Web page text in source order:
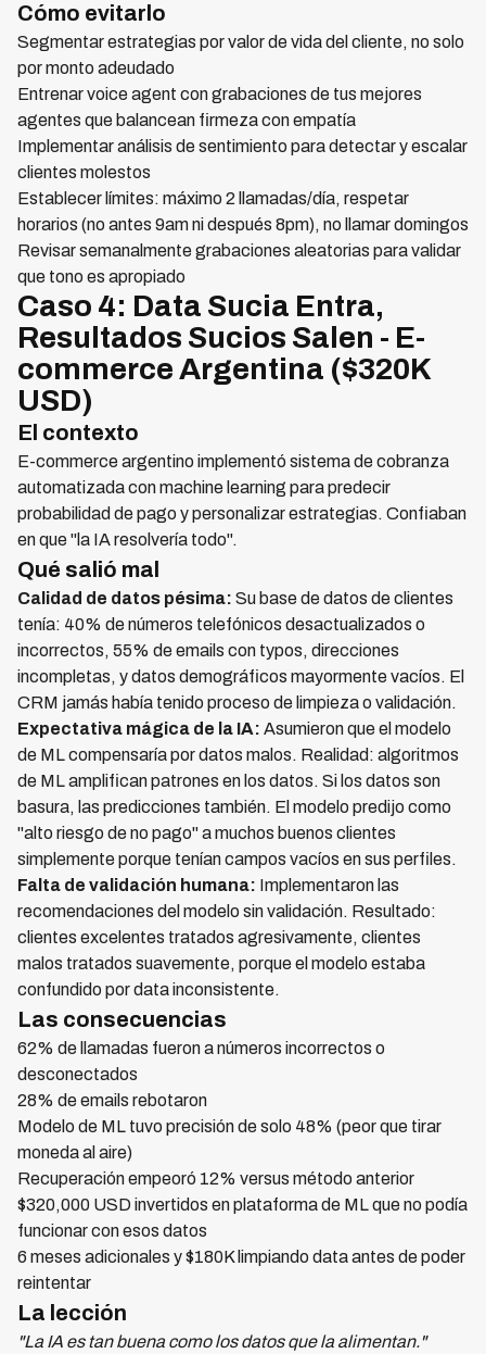
Cómo evitarlo
Segmentar estrategias por valor de vida del cliente, no solo
por monto adeudado
Entrenar voice agent con grabaciones de tus mejores
agentes que balancean firmeza con empatía
Implementar análisis de sentimiento para detectar y escalar
clientes molestos
Establecer límites: máximo 2 llamadas/día, respetar
horarios (no antes 9am ni después 8pm), no llamar domingos
Revisar semanalmente grabaciones aleatorias para validar
que tono es apropiado
Caso 4: Data Sucia Entra,
Resultados Sucios Salen - E-
commerce Argentina ($320K
USD)
El contexto
E-commerce argentino implementó sistema de cobranza
automatizada con machine learning para predecir
probabilidad de pago y personalizar estrategias. Confiaban
en que "la IA resolvería todo".
Qué salió mal
Calidad de datos pésima: Su base de datos de clientes
tenía: 40% de números telefónicos desactualizados o
incorrectos, 55% de emails con typos, direcciones
incompletas, y datos demográficos mayormente vacíos. El
CRM jamás había tenido proceso de limpieza o validación.
Expectativa mágica de la IA: Asumieron que el modelo
de ML compensaría por datos malos. Realidad: algoritmos
de ML amplifican patrones en los datos. Si los datos son
basura, las predicciones también. El modelo predijo como
"alto riesgo de no pago" a muchos buenos clientes
simplemente porque tenían campos vacíos en sus perfiles.
Falta de validación humana: Implementaron las
recomendaciones del modelo sin validación. Resultado:
clientes excelentes tratados agresivamente, clientes
malos tratados suavemente, porque el modelo estaba
confundido por data inconsistente.
Las consecuencias
62% de llamadas fueron a números incorrectos o
desconectados
28% de emails rebotaron
Modelo de ML tuvo precisión de solo 48% (peor que tirar
moneda al aire)
Recuperación empeoró 12% versus método anterior
$320,000 USD invertidos en plataforma de ML que no podía
funcionar con esos datos
6 meses adicionales y $180K limpiando data antes de poder
reintentar
La lección
"La IA es tan buena como los datos que la alimentan."